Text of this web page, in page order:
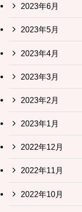
2023年6月
2023年5月
2023年4月
2023年3月
2023年2月
2023年1月
2022年12月
2022年11月
2022年10月